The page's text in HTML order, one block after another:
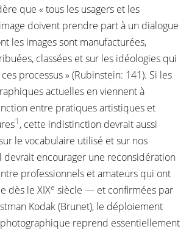
que « tous les usagers et les
doivent prendre part à un dialogue
les images sont manufacturées,
classées et sur les idéologies qui
processus » (Rubinstein: 141). Si les
actuelles en viennent à
entre pratiques artistiques et
1 , cette indistinction devrait aussi
le vocabulaire utilisé et sur nos
devrait encourager une reconsidération
professionnels et amateurs qui ont
dès le XIXe siècle — et confirmées par
Kodak (Brunet), le déploiement
reprend essentiellement